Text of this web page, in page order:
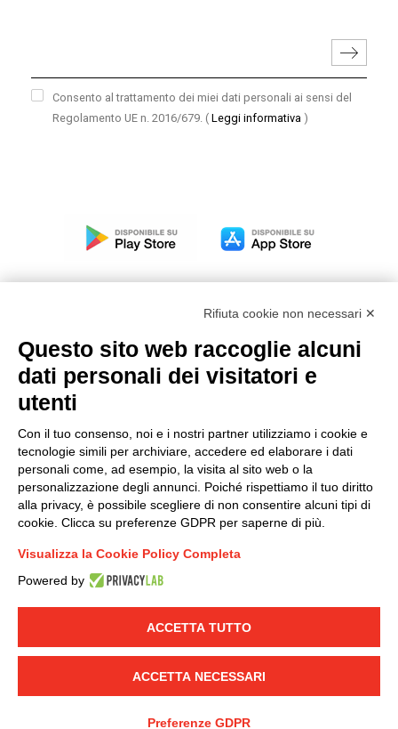
Consento al trattamento dei miei dati personali ai sensi del
Regolamento UE n. 2016/679. ( Leggi informativa )
LINKEDIN YOUTUBE
© 2019 - DKC Europe - -
Cookie-Yourbiz
Modello organizzativo, gestione e controllo – D. lgs.
231/2001
Condizioni generali di vendita DKC Power Solutions
Condizioni generali di acquisto
Codice etico
Rifiuta cookie non necessari ✕
Questo sito web raccoglie alcuni
dati personali dei visitatori e
utenti
Con il tuo consenso, noi e i nostri partner utilizziamo i cookie e
tecnologie simili per archiviare, accedere ed elaborare i dati
personali come, ad esempio, la visita al sito web o la
personalizzazione degli annunci. Poiché rispettiamo il tuo diritto
alla privacy, è possibile scegliere di non consentire alcuni tipi di
cookie. Clicca su preferenze GDPR per saperne di più.
Visualizza la Cookie Policy Completa
Powered by
ACCETTA TUTTO
ACCETTA NECESSARI
Preferenze GDPR